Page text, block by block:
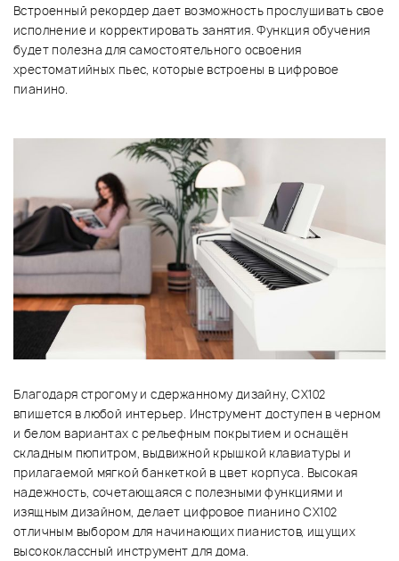
Встроенный рекордер дает возможность прослушивать свое
исполнение и корректировать занятия. Функция обучения
будет полезна для самостоятельного освоения
хрестоматийных пьес, которые встроены в цифровое
пианино.
Благодаря строгому и сдержанному дизайну, CX102
впишется в любой интерьер. Инструмент доступен в черном
и белом вариантах с рельефным покрытием и оснащён
складным пюпитром, выдвижной крышкой клавиатуры и
прилагаемой мягкой банкеткой в цвет корпуса. Высокая
надежность, сочетающаяся с полезными функциями и
изящным дизайном, делает цифровое пианино CX102
отличным выбором для начинающих пианистов, ищущих
высококлассный инструмент для дома.